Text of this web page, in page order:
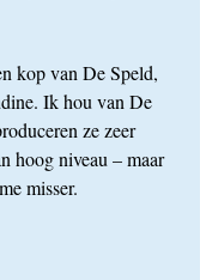
kop van De Speld,
Ik hou van De
ze zeer
hoog niveau – maar
misser.